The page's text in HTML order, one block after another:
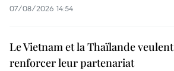
07/08/2026 14:54
Le Vietnam et la Thaïlande veulent
renforcer leur partenariat